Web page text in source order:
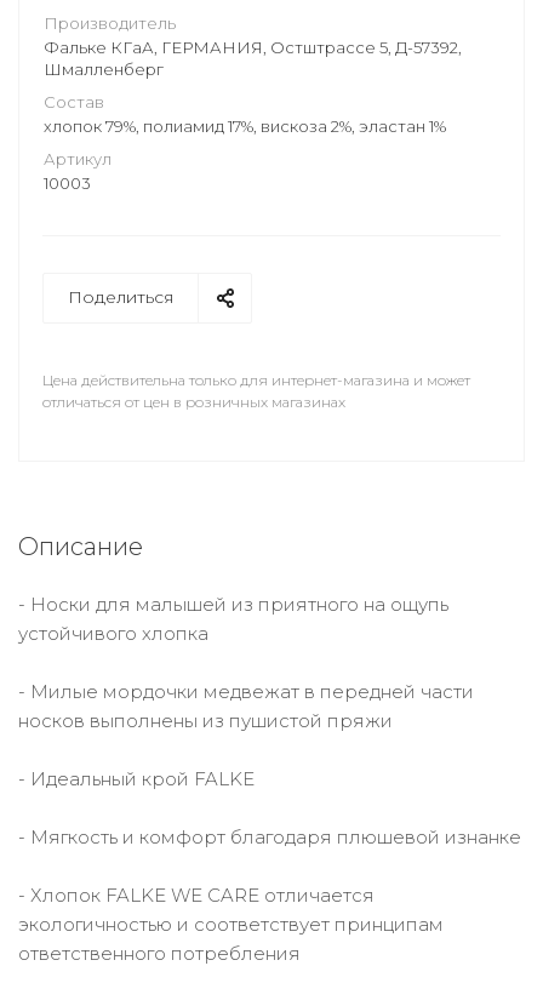
Производитель
Фальке КГаА, ГЕРМАНИЯ, Остштрассе 5, Д-57392,
Шмалленберг
Состав
хлопок 79%, полиамид 17%, вискоза 2%, эластан 1%
Артикул
10003
Поделиться
Цена действительна только для интернет-магазина и может
отличаться от цен в розничных магазинах
Описание
- Носки для малышей из приятного на ощупь
устойчивого хлопка
- Милые мордочки медвежат в передней части
носков выполнены из пушистой пряжи
- Идеальный крой FALKE
- Мягкость и комфорт благодаря плюшевой изнанке
- Хлопок FALKE WE CARE отличается
экологичностью и соответствует принципам
ответственного потребления